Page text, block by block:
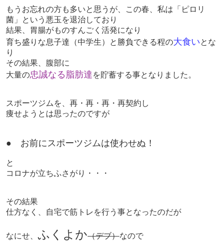
もうお忘れの方も多いと思うが、この春、私は「ピロリ
菌」という悪玉を退治しており
結果、胃腸がものすんごく活発になり
育ち盛りな息子達（中学生）と勝負できる程の大食いとな
り
その結果、腹部に
大量の忠誠なる脂肪達 を貯蓄する事となりました。
スポーツジムを、再・再・再・再契約し
痩せようとは思ったのですが
● お前にスポーツジムは使わせぬ！
と
コロナが立ちふさがり・・・
その結果
仕方なく、自宅で筋トレを行う事となったのだが
なにせ、 ふくよか（デブ）なので